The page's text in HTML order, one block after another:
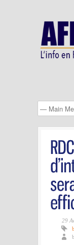
29